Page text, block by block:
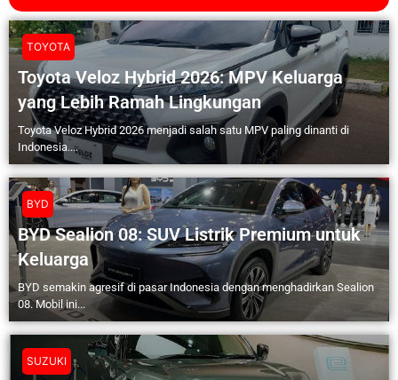
TOYOTA
Toyota Veloz Hybrid 2026: MPV Keluarga
yang Lebih Ramah Lingkungan
Toyota Veloz Hybrid 2026 menjadi salah satu MPV paling dinanti di
Indonesia....
BYD
BYD Sealion 08: SUV Listrik Premium untuk
Keluarga
BYD semakin agresif di pasar Indonesia dengan menghadirkan Sealion
08. Mobil ini...
SUZUKI